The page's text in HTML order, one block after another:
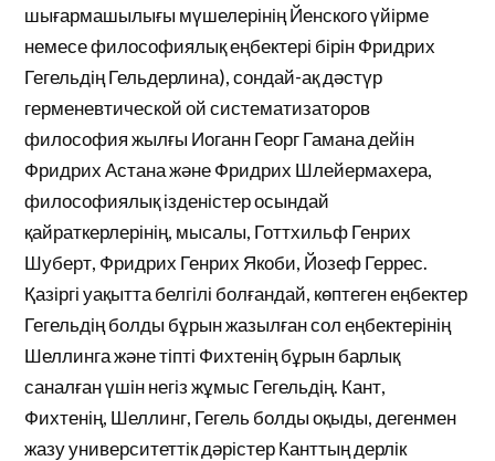
шығармашылығы мүшелерінің Йенского үйірме
немесе философиялық еңбектері бірін Фридрих
Гегельдің Гельдерлина), сондай-ақ дәстүр
герменевтической ой систематизаторов
философия жылғы Иоганн Георг Гамана дейін
Фридрих Астана және Фридрих Шлейермахера,
философиялық ізденістер осындай
қайраткерлерінің, мысалы, Готтхильф Генрих
Шуберт, Фридрих Генрих Якоби, Йозеф Геррес.
Қазіргі уақытта белгілі болғандай, көптеген еңбектер
Гегельдің болды бұрын жазылған сол еңбектерінің
Шеллинга және тіпті Фихтенің бұрын барлық
саналған үшін негіз жұмыс Гегельдің. Кант,
Фихтенің, Шеллинг, Гегель болды оқыды, дегенмен
жазу университеттік дәрістер Канттың дерлік